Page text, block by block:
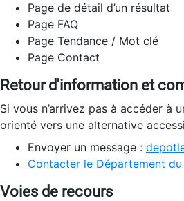
Page de détail d’un résultat
Page FAQ
Page Tendance / Mot clé
Page Contact
Retour d'information et
Si vous n’arrivez pas à accéder
orienté vers une alternative
Envoyer un message :
Contacter le Département
Voies de recours